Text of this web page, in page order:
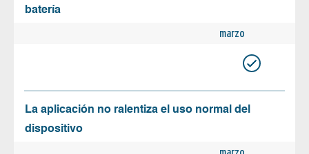
batería
marzo
La aplicación no ralentiza el uso normal del
dispositivo